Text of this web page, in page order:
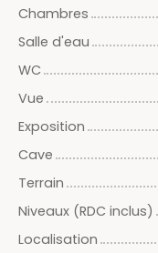
Chambres
Salle d'eau
WC
Vue
Exposition
Cave
Terrain
Niveaux (RDC inclus)
Localisation